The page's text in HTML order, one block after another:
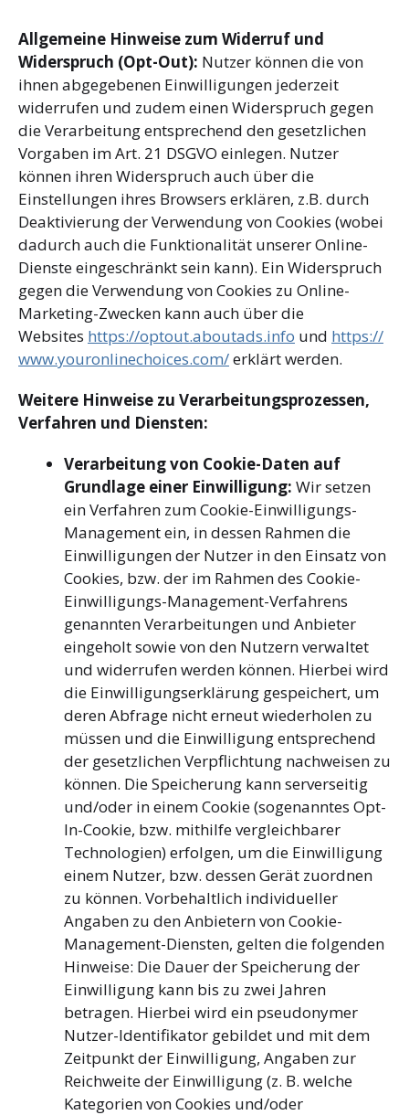
Allgemeine Hinweise zum Widerruf und
Widerspruch (Opt-Out): Nutzer können die von
ihnen abgegebenen Einwilligungen jederzeit
widerrufen und zudem einen Widerspruch gegen
die Verarbeitung entsprechend den gesetzlichen
Vorgaben im Art. 21 DSGVO einlegen. Nutzer
können ihren Widerspruch auch über die
Einstellungen ihres Browsers erklären, z.B. durch
Deaktivierung der Verwendung von Cookies (wobei
dadurch auch die Funktionalität unserer Online-
Dienste eingeschränkt sein kann). Ein Widerspruch
gegen die Verwendung von Cookies zu Online-
Marketing-Zwecken kann auch über die
Websites https://optout.aboutads.info und https://
www.youronlinechoices.com/erklärt werden.
Weitere Hinweise zu Verarbeitungsprozessen,
Verfahren und Diensten:
Verarbeitung von Cookie-Daten auf
Grundlage einer Einwilligung: Wir setzen
ein Verfahren zum Cookie-Einwilligungs-
Management ein, in dessen Rahmen die
Einwilligungen der Nutzer in den Einsatz von
Cookies, bzw. der im Rahmen des Cookie-
Einwilligungs-Management-Verfahrens
genannten Verarbeitungen und Anbieter
eingeholt sowie von den Nutzern verwaltet
und widerrufen werden können. Hierbei wird
die Einwilligungserklärung gespeichert, um
deren Abfrage nicht erneut wiederholen zu
müssen und die Einwilligung entsprechend
der gesetzlichen Verpflichtung nachweisen zu
können. Die Speicherung kann serverseitig
und/oder in einem Cookie (sogenanntes Opt-
In-Cookie, bzw. mithilfe vergleichbarer
Technologien) erfolgen, um die Einwilligung
einem Nutzer, bzw. dessen Gerät zuordnen
zu können. Vorbehaltlich individueller
Angaben zu den Anbietern von Cookie-
Management-Diensten, gelten die folgenden
Hinweise: Die Dauer der Speicherung der
Einwilligung kann bis zu zwei Jahren
betragen. Hierbei wird ein pseudonymer
Nutzer-Identifikator gebildet und mit dem
Zeitpunkt der Einwilligung, Angaben zur
Reichweite der Einwilligung (z. B. welche
Kategorien von Cookies und/oder